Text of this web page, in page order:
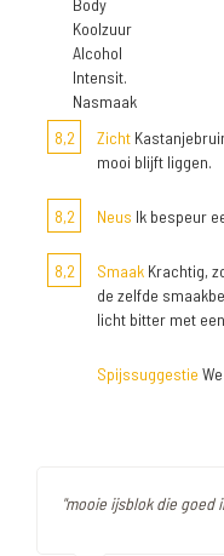
Body
Koolzuur
Alcohol
Intensit.
Nasmaak
8,2
Zicht
mooi blijft liggen.
8,2 Neus Ik bespeur
8,2 Smaak Krachtig,
de zelfde
licht bitter met
Spijssuggestie
"mooie ijsblok die goed